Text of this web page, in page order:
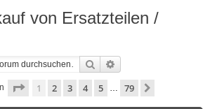
von Ersatzteilen /
Suche
Seite 1von 79
1 2 3 4 5 … 79